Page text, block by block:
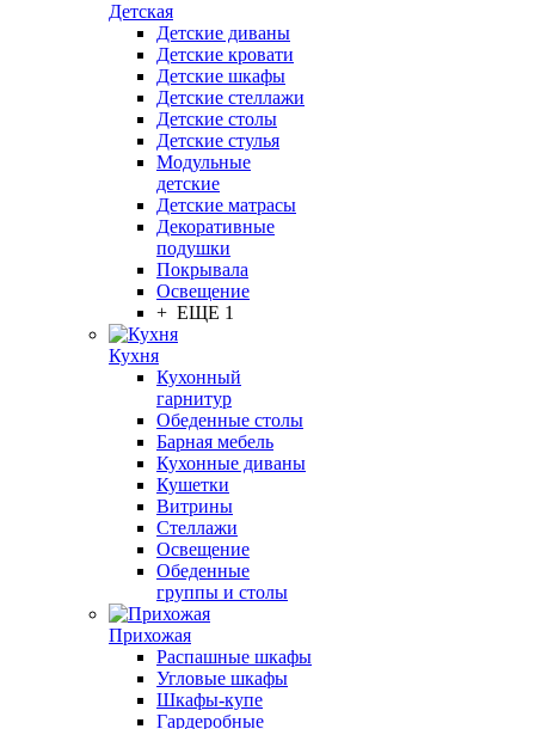
Детская
Детские диваны
Детские кровати
Детские шкафы
Детские стеллажи
Детские столы
Детские стулья
Модульные
детские
Детские матрасы
Декоративные
подушки
Покрывала
Освещение
+ ЕЩЕ 1
Кухня
Кухонный
гарнитур
Обеденные столы
Барная мебель
Кухонные диваны
Кушетки
Витрины
Стеллажи
Освещение
Обеденные
группы и столы
Прихожая
Распашные шкафы
Угловые шкафы
Шкафы-купе
Гардеробные